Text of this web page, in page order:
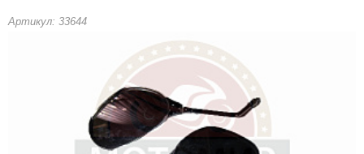
Артикул: 33644